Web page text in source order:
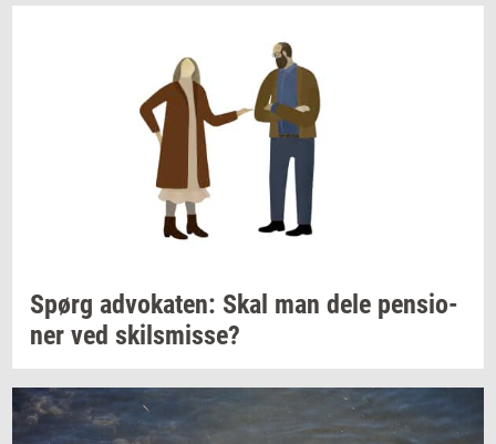
Spørg ad­vo­ka­ten: Skal man dele pen­sio­
ner ved skils­mis­se?